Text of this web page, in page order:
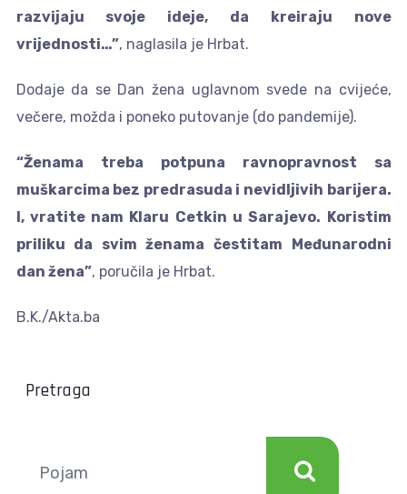
razvijaju svoje ideje, da kreiraju nove
vrijednosti…”, naglasila je Hrbat.
Dodaje da se Dan žena uglavnom svede na cvijeće,
večere, možda i poneko putovanje (do pandemije).
“Ženama treba potpuna ravnopravnost sa
muškarcima bez predrasuda i nevidljivih barijera.
I, vratite nam Klaru Cetkin u Sarajevo. Koristim
priliku da svim ženama čestitam Međunarodni
dan žena”, poručila je Hrbat.
B.K./Akta.ba
Pretraga